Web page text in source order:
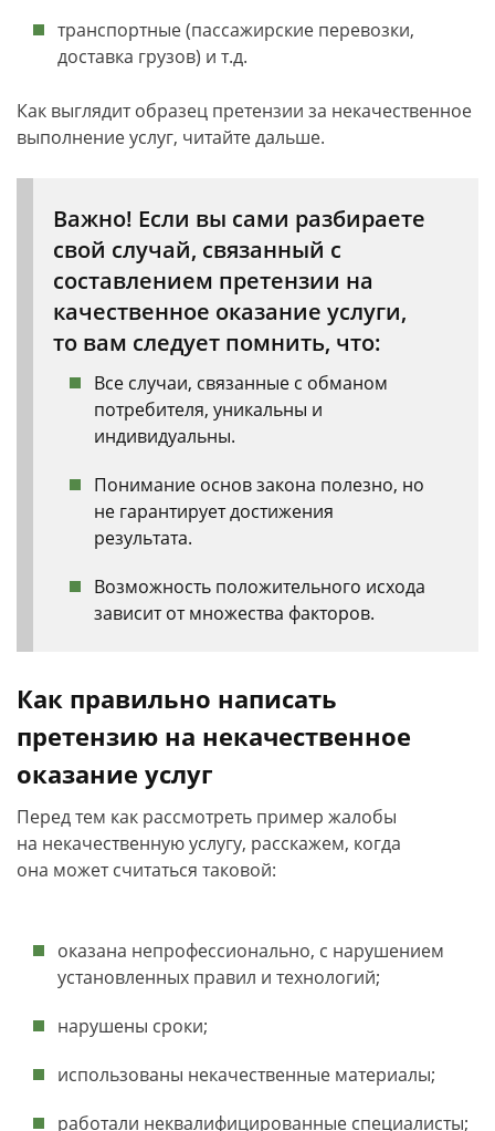
транспортные (пассажирские перевозки,
доставка грузов) и т.д.
Как выглядит образец претензии за некачественное
выполнение услуг, читайте дальше.
Важно! Если вы сами разбираете
свой случай, связанный с
составлением претензии на
качественное оказание услуги,
то вам следует помнить, что:
Все случаи, связанные с обманом
потребителя, уникальны и
индивидуальны.
Понимание основ закона полезно, но
не гарантирует достижения
результата.
Возможность положительного исхода
зависит от множества факторов.
Как правильно написать
претензию на некачественное
оказание услуг
Перед тем как рассмотреть пример жалобы
на некачественную услугу, расскажем, когда
она может считаться таковой:
оказана непрофессионально, с нарушением
установленных правил и технологий;
нарушены сроки;
использованы некачественные материалы;
работали неквалифицированные специалисты;